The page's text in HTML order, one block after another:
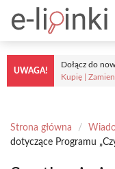
treści
UWAGA!
Dołącz do
Kupię |
Strona główna /
dotyczące Programu